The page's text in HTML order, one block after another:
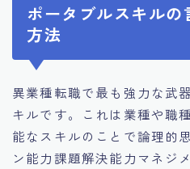
ポータブルスキル
方法
異業種転職で最も強力な武
キルです。これは業種や職
能なスキルのことで論理的
ン能力課題解決能力マネジ